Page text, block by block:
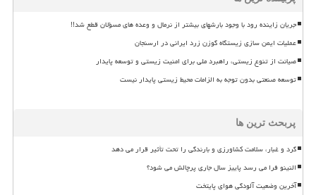
جریان زاینده رود با وجود بارشهای بیشتر از نرمال و وعده های مسؤلان قطع شد!!
عملیات ایمن سازی زیستگاه گوزن زرد ایرانی در ارسنجان
صیانت از تنوع زیستی، راهبرد ملی برای امنیت زیستی و توسعه پایدار
توسعه صنعتی بدون توجه به الزامات محیط زیستی پایدار نیست
پربحث ترین ها
گرد و غبار، سلامت کشاورزی و بارندگی را تحت تأثیر قرار می دهد
النینو فرا می رسد پاییز سال جاری پرچالش می شود؟
آخرین وضعیت آلودگی هوای پایتخت